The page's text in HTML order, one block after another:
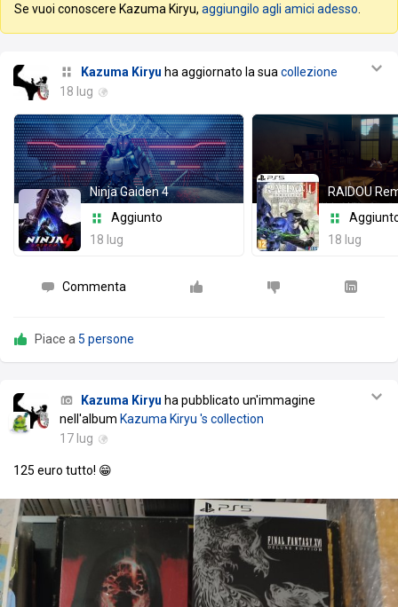
Se vuoi conoscere Kazuma Kiryu, aggiungilo agli amici adesso
Kazuma Kiryu ha aggiornato la sua collezione
18 lug
Ninja Gaiden 4
Aggiunto
18 lug
18 lug
Commenta
Piace a 5 persone
Kazuma Kiryu ha pubblicato un'immagine
nell'album Kazuma Kiryu 's collection
17 lug
125 euro tutto! 😁